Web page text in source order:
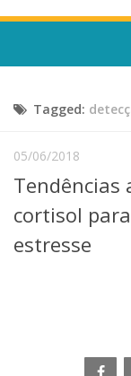
Escola,
Núcleos e
Telefones e
Pessoas
Graduação
Linhas de
Tagged:
05/06/2018
Tendências
cortisol
estresse